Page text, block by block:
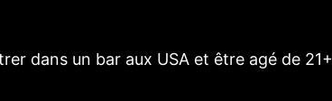
dans un bar aux USA et être agé de